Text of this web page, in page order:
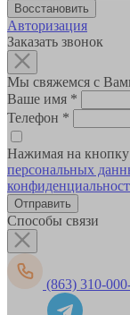
Авторизация
Заказать звонок
Мы свяжемся с
Ваше имя *
Телефон *
Нажимая на
персональных
Способы связи
(863) 310-